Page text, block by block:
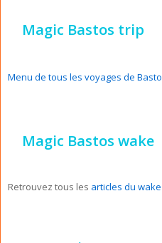
Magic Bastos trip
Menu de tous les voyages de
Magic Bastos wake
Retrouvez tous les articles du